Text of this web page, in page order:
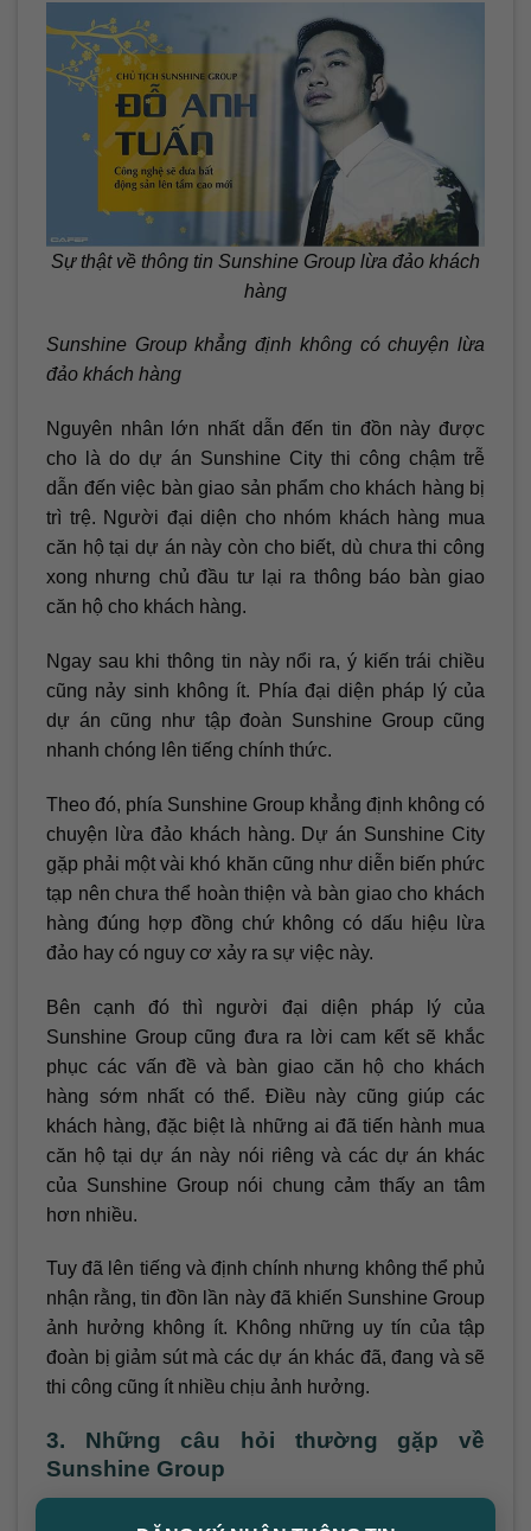
Sự thật về thông tin Sunshine Group lừa đảo khách
hàng
Sunshine Group khẳng định không có chuyện lừa
đảo khách hàng
Nguyên nhân lớn nhất dẫn đến tin đồn này được
cho là do dự án Sunshine City thi công chậm trễ
dẫn đến việc bàn giao sản phẩm cho khách hàng bị
trì trệ. Người đại diện cho nhóm khách hàng mua
căn hộ tại dự án này còn cho biết, dù chưa thi công
xong nhưng chủ đầu tư lại ra thông báo bàn giao
căn hộ cho khách hàng.
Ngay sau khi thông tin này nổi ra, ý kiến trái chiều
cũng nảy sinh không ít. Phía đại diện pháp lý của
dự án cũng như tập đoàn Sunshine Group cũng
nhanh chóng lên tiếng chính thức.
Theo đó, phía Sunshine Group khẳng định không có
chuyện lừa đảo khách hàng. Dự án Sunshine City
gặp phải một vài khó khăn cũng như diễn biến phức
tạp nên chưa thể hoàn thiện và bàn giao cho khách
hàng đúng hợp đồng chứ không có dấu hiệu lừa
đảo hay có nguy cơ xảy ra sự việc này.
Bên cạnh đó thì người đại diện pháp lý của
Sunshine Group cũng đưa ra lời cam kết sẽ khắc
phục các vấn đề và bàn giao căn hộ cho khách
hàng sớm nhất có thể. Điều này cũng giúp các
khách hàng, đặc biệt là những ai đã tiến hành mua
căn hộ tại dự án này nói riêng và các dự án khác
của Sunshine Group nói chung cảm thấy an tâm
hơn nhiều.
Tuy đã lên tiếng và định chính nhưng không thể phủ
nhận rằng, tin đồn lần này đã khiến Sunshine Group
ảnh hưởng không ít. Không những uy tín của tập
đoàn bị giảm sút mà các dự án khác đã, đang và sẽ
thi công cũng ít nhiều chịu ảnh hưởng.
3. Những câu hỏi thường gặp về
Sunshine Group